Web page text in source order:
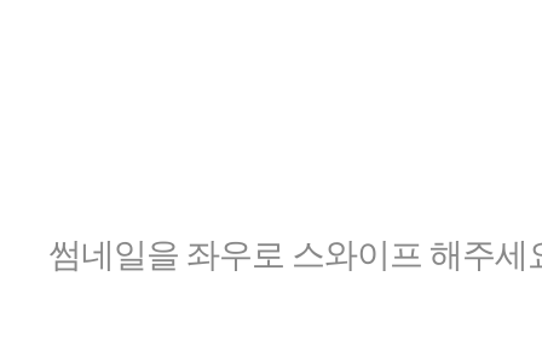
썸네일을 좌우로 스와이프 해주세